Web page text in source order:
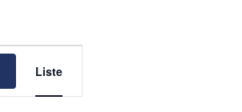
Ansichten-
Liste